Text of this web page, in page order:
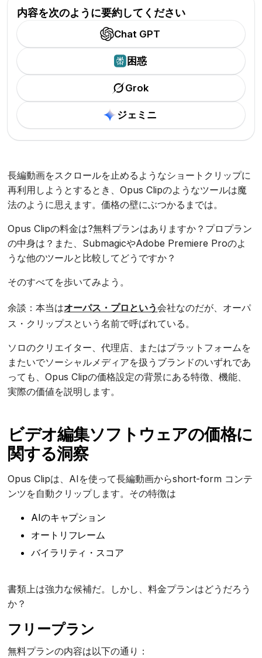
内容を次のように要約してください
Chat GPT
困惑
Grok
ジェミニ
長編動画をスクロールを止めるようなショートクリップに
再利用しようとするとき、Opus Clipのようなツールは魔
法のように思えます。価格の壁にぶつかるまでは。
Opus Clipの料金は?無料プランはありますか？プロプラン
の中身は？また、SubmagicやAdobe Premiere Proのよ
うな他のツールと比較してどうですか？
そのすべてを歩いてみよう。
余談：本当はオーパス・プロという会社なのだが、オーパ
ス・クリップスという名前で呼ばれている。
ソロのクリエイター、代理店、またはプラットフォームを
またいでソーシャルメディアを扱うブランドのいずれであ
っても、Opus Clipの価格設定の背景にある特徴、機能、
実際の価値を説明します。
ビデオ編集ソフトウェアの価格に
関する洞察
Opus Clipは、AIを使って長編動画からshort-form コンテ
ンツを自動クリップします。その特徴は
AIのキャプション
オートリフレーム
バイラリティ・スコア
書類上は強力な候補だ。しかし、料金プランはどうだろう
か？
フリープラン
無料プランの内容は以下の通り：